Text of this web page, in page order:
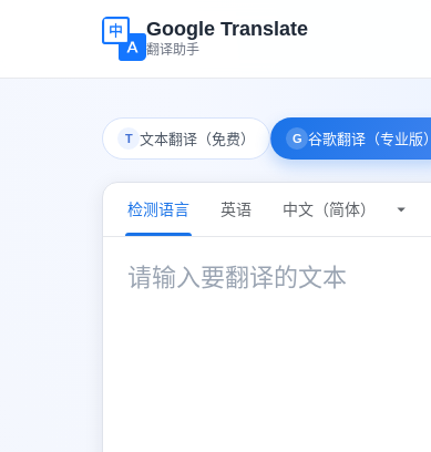
Google Translate
翻译助手
T 文本翻译（免费） G 谷歌翻译（专业版）
检测语言 英语 中文（简体）
检测语言